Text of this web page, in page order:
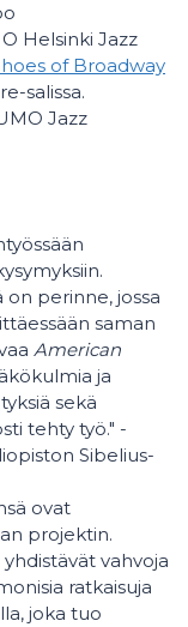
Helsinki Jazz
of Broadway
salissa.
Jazz
perinne, jossa
saman
American
ja
sekä
tehty työ." -
Sibelius-
ovat
projektin.
vahvoja
ratkaisuja
joka tuo